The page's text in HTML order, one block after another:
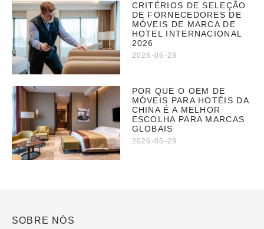
CRITÉRIOS DE SELEÇÃO
DE FORNECEDORES DE
MÓVEIS DE MARCA DE
HOTEL INTERNACIONAL
2026
2026-05-28
POR QUE O OEM DE
MÓVEIS PARA HOTÉIS DA
CHINA É A MELHOR
ESCOLHA PARA MARCAS
GLOBAIS
2026-05-28
SOBRE NÓS